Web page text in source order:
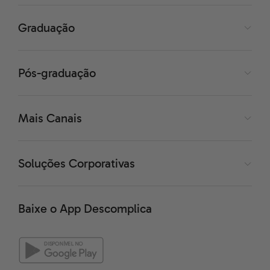
Chegamos a uma das estruturas mais importantes para
Graduação
Pós-graduação
Mais Canais
Soluções Corporativas
Baixe o App Descomplica